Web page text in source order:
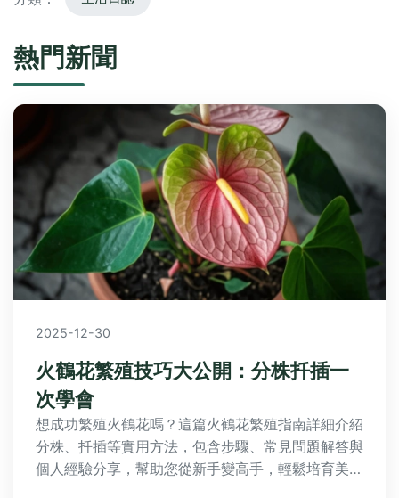
熱門新聞
2025-12-30
火鶴花繁殖技巧大公開：分株扦插一
次學會
想成功繁殖火鶴花嗎？這篇火鶴花繁殖指南詳細介紹
分株、扦插等實用方法，包含步驟、常見問題解答與
個人經驗分享，幫助您從新手變高手，輕鬆培育美麗